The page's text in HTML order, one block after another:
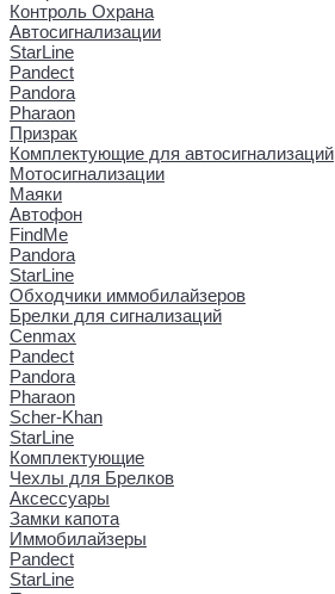
Контроль Охрана
Автосигнализации
StarLine
Pandect
Pandora
Pharaon
Призрак
Комплектующие для автосигнализаций
Мотосигнализации
Маяки
Автофон
FindMe
Pandora
StarLine
Обходчики иммобилайзеров
Брелки для сигнализаций
Cenmax
Pandect
Pandora
Pharaon
Scher-Khan
StarLine
Комплектующие
Чехлы для Брелков
Аксессуары
Замки капота
Иммобилайзеры
Pandect
StarLine